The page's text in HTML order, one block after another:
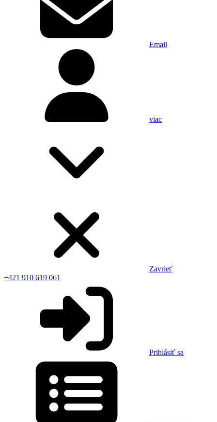
Email
viac
Zavrieť
+421 910 619 061
Prihlásiť sa